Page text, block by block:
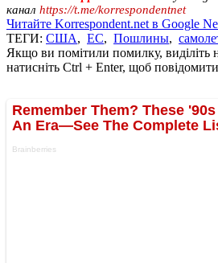
канал https://t.me/korrespondentnet
Читайте Korrespondent.net в Google
ТЕГИ: США, ЕС, Пошлины,
Якщо ви помітили помилку, виділіть
натисніть Ctrl + Enter, щоб